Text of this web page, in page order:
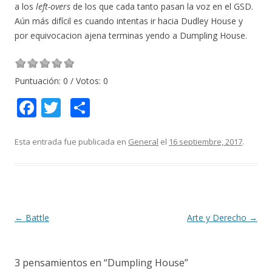
a los left-overs de los que cada tanto pasan la voz en el GSD.
Aún más difícil es cuando intentas ir hacia Dudley House y
por equivocacion ajena terminas yendo a Dumpling House.
Puntuación: 0 / Votos: 0
F
e
k
T
itt m
Esta entrada fue publicada en General el 16 septiembre, 2017.
Navegación
← Battle Arte y Derecho →
3 pensamientos en “Dumpling House”